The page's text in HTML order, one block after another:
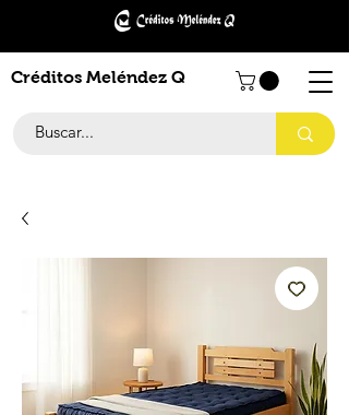
Créditos Meléndez Q